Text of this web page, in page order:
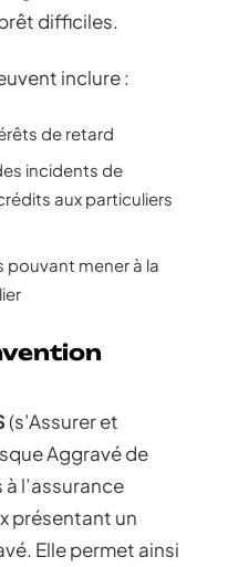
difficiles.
inclure :
de retard
incidents de
aux particuliers
pouvant mener à la
(s’Assurer et
Aggravé de
l’assurance
présentant un
Elle permet ainsi